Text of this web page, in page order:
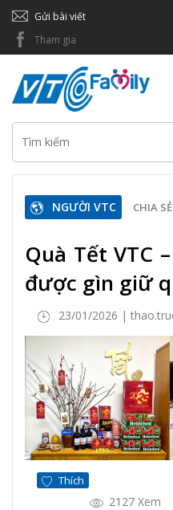
Gửi bài viết
Tham gia
NGƯỜI VTC CHIA SẺ
Quà Tết VTC
được gìn giữ
23/01/2026 |
Thích
2127 Xem